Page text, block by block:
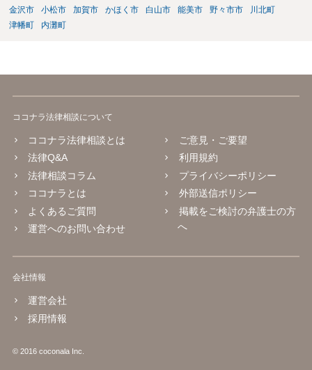
金沢市
小松市 加賀市 かほく市 白山市 能美市 野々市市
川北町
津幡町
内灘町
ココナラ法律相談について
ココナラ法律相談とは
法律Q&A
法律相談コラム
ココナラとは
よくあるご質問
運営へのお問い合わせ
ご意見・ご要望
利用規約
プライバシーポリシー
外部送信ポリシー
掲載をご検討の弁護士の方
へ
会社情報
運営会社
採用情報
© 2016 coconala Inc.